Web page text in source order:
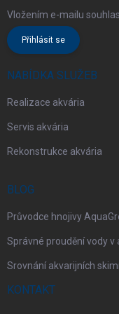
Vložením e-mailu
Přihlásit se
NABÍDKA SLUŽEB
Realizace akvária
Servis akvária
Rekonstrukce akvária
BLOG
Průvodce hnojivy
Správné proudění vody v
Srovnání akvarijních
KONTAKT